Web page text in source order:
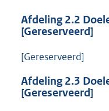
Afdeling 2.2
[Gereserveerd]
[Gereserveerd]
Afdeling 2.3
[Gereserveerd]